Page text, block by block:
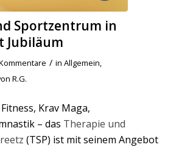
Sportzentrum in
Jubiläum
/ in Allgemein,
R.G.
Krav Maga,
– das Therapie und
(TSP) ist mit seinem Angebot